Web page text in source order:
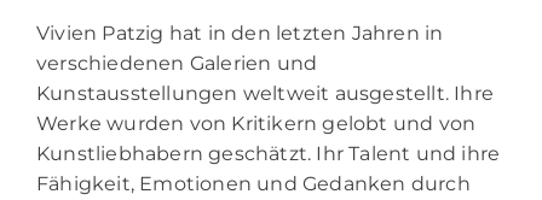
Vivien Patzig hat in den letzten Jahren in
verschiedenen Galerien und
Kunstausstellungen weltweit ausgestellt. Ihre
Werke wurden von Kritikern gelobt und von
Kunstliebhabern geschätzt. Ihr Talent und ihre
Fähigkeit, Emotionen und Gedanken durch